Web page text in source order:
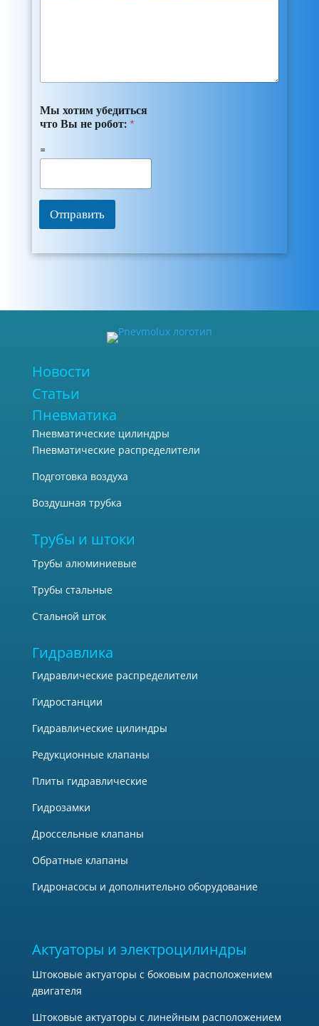
Мы хотим убедиться
что Вы не робот: *
=
Отправить
Новости
Статьи
Пневматика
Пневматические цилиндры
Пневматические распределители
Подготовка воздуха
Воздушная трубка
Трубы и штоки
Трубы алюминиевые
Трубы стальные
Стальной шток
Гидравлика
Гидравлические распределители
Гидростанции
Гидравлические цилиндры
Редукционные клапаны
Плиты гидравлические
Гидрозамки
Дроссельные клапаны
Обратные клапаны
Гидронасосы и дополнительно оборудование
Актуаторы и электроцилиндры
Штоковые актуаторы с боковым расположением
двигателя
Штоковые актуаторы с линейным расположением